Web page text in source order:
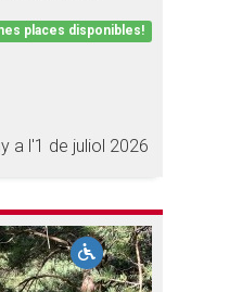
places disponibles!
a l'1 de juliol 2026